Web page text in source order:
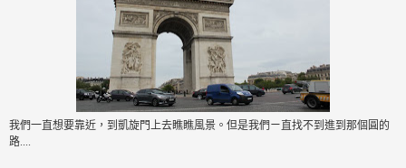
我們一直想要靠近，到凱旋門上去瞧瞧風景。但是我們ㄧ直找不到進到那個圓的
路....